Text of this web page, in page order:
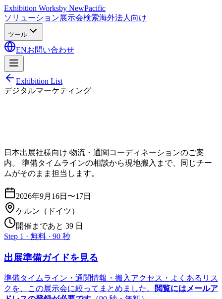
Exhibition Worksby NewPacific
ソリューション展示会検索海外法人向け
ツール
ENお問い合わせ
Exhibition List
デジタルマーケティング
日本出展社様向け 物流・通関コーディネーションのご案
内。 準備タイムラインの相談から現地搬入まで、同じチー
ムがそのまま担当します。
2026年9月16日〜17日
ケルン （ドイツ）
開催まであと 39 日
Step 1 · 無料 · 90 秒
出展準備ガイドを見る
準備タイムライン・通関情報・搬入アクセス・よくあるリス
クを、この展示会に絞ってまとめました。
閲覧にはメールア